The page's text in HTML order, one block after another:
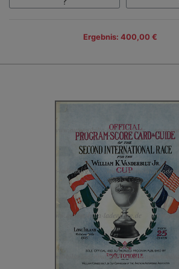
Ergebnis: 400,00 €